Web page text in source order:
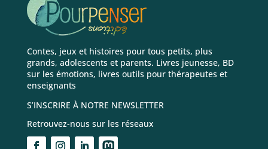
Contes, jeux et histoires pour tous petits, plus
grands, adolescents et parents. Livres jeunesse, BD
sur les émotions, livres outils pour thérapeutes et
enseignants
S’INSCRIRE À NOTRE NEWSLETTER
Retrouvez-nous sur les réseaux